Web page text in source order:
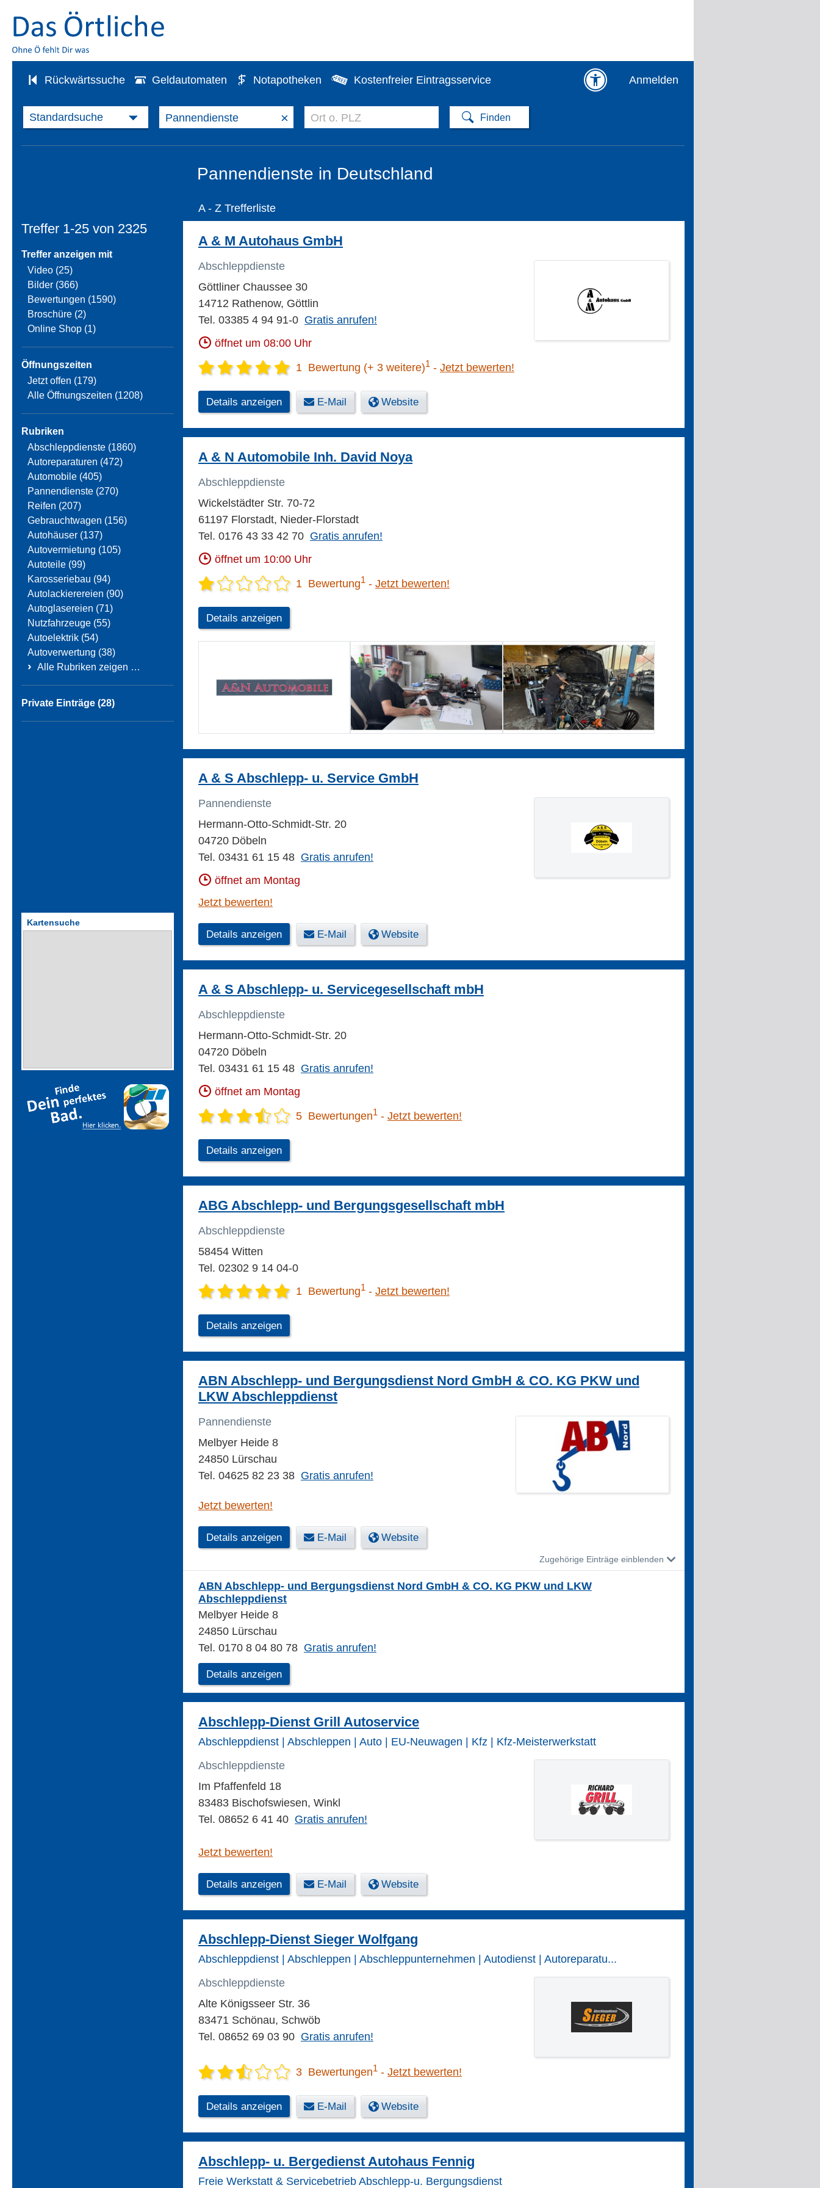
Rückwärtssuche Geldautomaten Notapotheken Kostenfreier Eintragsservice Anmelden
×
Pannendienste in Deutschland
Treffer 1-25 von 2325
Treffer anzeigen mit
Video (25)
Bilder (366)
Bewertungen (1590)
Broschüre (2)
Online Shop (1)
Öffnungszeiten
Jetzt offen (179)
Alle Öffnungszeiten (1208)
Rubriken
Abschleppdienste (1860)
Autoreparaturen (472)
Automobile (405)
Pannendienste (270)
Reifen (207)
Gebrauchtwagen (156)
Autohäuser (137)
Autovermietung (105)
Autoteile (99)
Karosseriebau (94)
Autolackierereien (90)
Autoglasereien (71)
Nutzfahrzeuge (55)
Autoelektrik (54)
Autoverwertung (38)
› Alle Rubriken zeigen …
Private Einträge (28)
A - Z Trefferliste
A & M Autohaus GmbH
Abschleppdienste
Göttliner Chaussee 30
14712 Rathenow, Göttlin
Tel. 03385 4 94 91-0 Gratis anrufen!
öffnet um 08:00 Uhr
1 Bewertung (+ 3 weitere)1 Jetzt bewerten!
Details anzeigen E-Mail Website
A & N Automobile Inh. David Noya
Abschleppdienste
Wickelstädter Str. 70-72
61197 Florstadt, Nieder-Florstadt
Tel. 0176 43 33 42 70 Gratis anrufen!
öffnet um 10:00 Uhr
1 Bewertung1 Jetzt bewerten!
Details anzeigen
A & S Abschlepp- u. Service GmbH
Pannendienste
Hermann-Otto-Schmidt-Str. 20
04720 Döbeln
Tel. 03431 61 15 48 Gratis anrufen!
öffnet am Montag
Jetzt bewerten!
Details anzeigen E-Mail Website
A & S Abschlepp- u. Servicegesellschaft mbH
Abschleppdienste
Hermann-Otto-Schmidt-Str. 20
04720 Döbeln
Tel. 03431 61 15 48 Gratis anrufen!
öffnet am Montag
5 Bewertungen1 Jetzt bewerten!
Details anzeigen
ABG Abschlepp- und Bergungsgesellschaft mbH
Abschleppdienste
58454 Witten
Tel. 02302 9 14 04-0
1 Bewertung1 Jetzt bewerten!
Details anzeigen
ABN Abschlepp- und Bergungsdienst Nord GmbH & CO. KG PKW und
LKW Abschleppdienst
Pannendienste
Melbyer Heide 8
24850 Lürschau
Tel. 04625 82 23 38 Gratis anrufen!
Jetzt bewerten!
Details anzeigen E-Mail Website
Zugehörige Einträge einblenden
ABN Abschlepp- und Bergungsdienst Nord GmbH & CO. KG PKW und LKW
Abschleppdienst
Melbyer Heide 8
24850 Lürschau
Tel. 0170 8 04 80 78 Gratis anrufen!
Details anzeigen
Abschlepp-Dienst Grill Autoservice
Abschleppdienst | Abschleppen | Auto | EU-Neuwagen | Kfz | Kfz-Meisterwerkstatt
Abschleppdienste
Im Pfaffenfeld 18
83483 Bischofswiesen, Winkl
Tel. 08652 6 41 40 Gratis anrufen!
Jetzt bewerten!
Details anzeigen E-Mail Website
Abschlepp-Dienst Sieger Wolfgang
Abschleppdienst | Abschleppen | Abschleppunternehmen | Autodienst | Autoreparatu...
Abschleppdienste
Alte Königsseer Str. 36
83471 Schönau, Schwöb
Tel. 08652 69 03 90 Gratis anrufen!
3 Bewertungen1 Jetzt bewerten!
Details anzeigen E-Mail Website
Abschlepp- u. Bergedienst Autohaus Fennig
Freie Werkstatt & Servicebetrieb Abschlepp-u. Bergungsdienst
Kartensuche